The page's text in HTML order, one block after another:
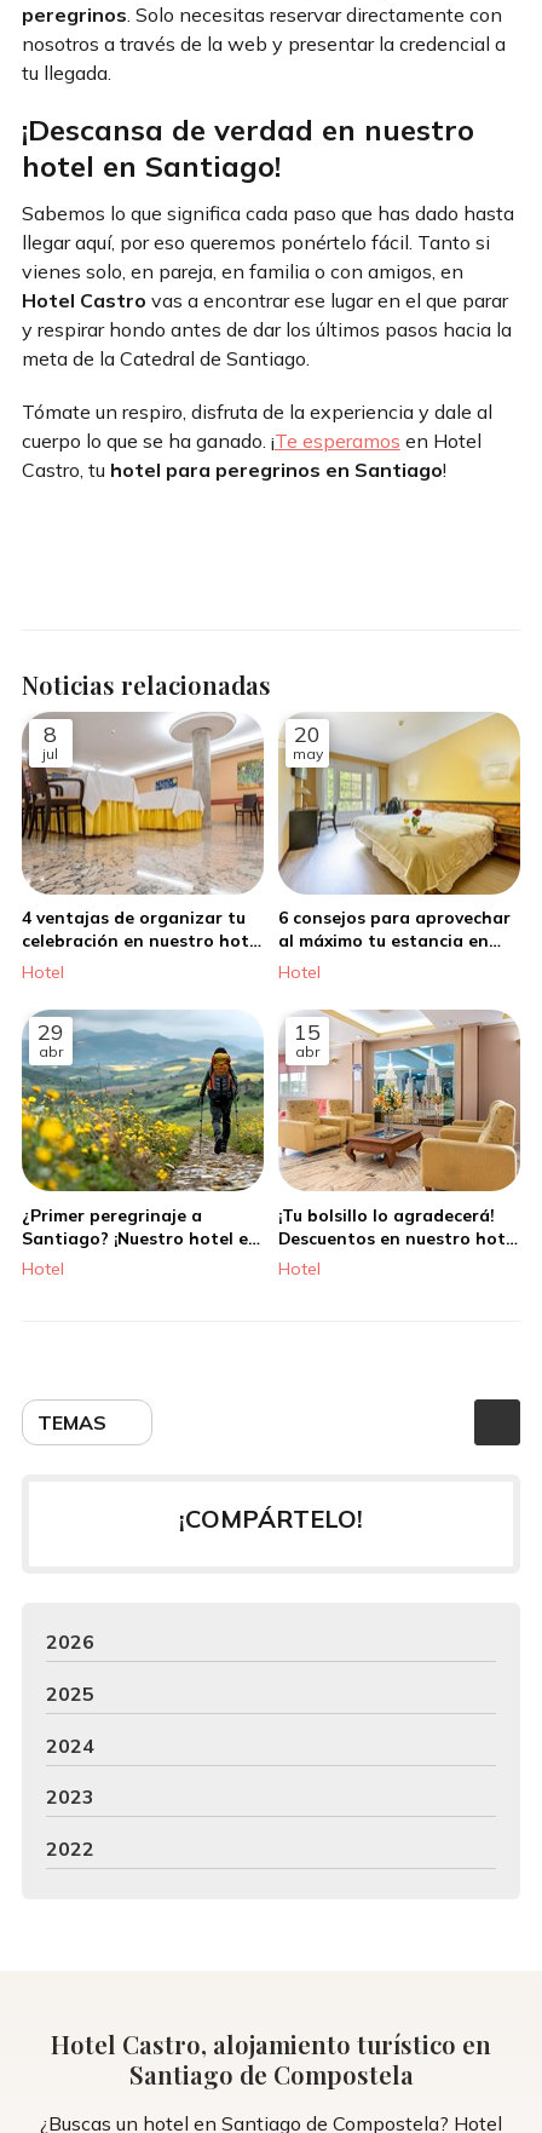
TEMAS
peregrinos. Solo necesitas reservar directamente con
nosotros a través de la web y presentar la credencial a
tu llegada.
¡Descansa de verdad en nuestro
hotel en Santiago!
Sabemos lo que significa cada paso que has dado hasta
llegar aquí, por eso queremos ponértelo fácil. Tanto si
vienes solo, en pareja, en familia o con amigos, en
Hotel Castro vas a encontrar ese lugar en el que parar
y respirar hondo antes de dar los últimos pasos hacia la
meta de la Catedral de Santiago.
Tómate un respiro, disfruta de la experiencia y dale al
cuerpo lo que se ha ganado. ¡Te esperamos en Hotel
Castro, tu hotel para peregrinos en Santiago!
Noticias relacionadas
8
jul
4 ventajas de organizar tu
celebración en nuestro hotel
en Santiago de Compostela
Hotel
20
may
6 consejos para aprovechar
al máximo tu estancia en
nuestro hotel en Santiago
Hotel
29
abr
¿Primer peregrinaje a
Santiago? ¡Nuestro hotel es
ideal para ti!
Hotel
15
abr
¡Tu bolsillo lo agradecerá!
Descuentos en nuestro hotel
en Santiago
Hotel
¡COMPÁRTELO!
2026
2025
2024
2023
2022
Hotel Castro, alojamiento turístico en
Santiago de Compostela
¿Buscas un hotel en Santiago de Compostela? Hotel